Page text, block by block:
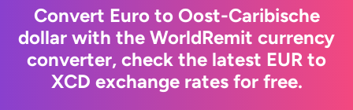
Convert Euro to Oost-Caribische
dollar with the WorldRemit currency
converter, check the latest EUR to
XCD exchange rates for free.